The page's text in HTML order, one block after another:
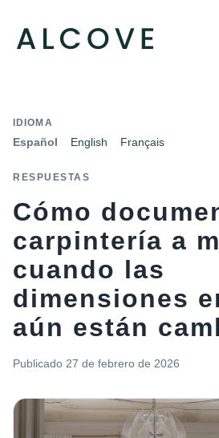
IDIOMA
Español English Français
RESPUESTAS
Cómo
carpintería a
cuando las
dimensiones
aún están
Publicado 27 de febrero de 2026